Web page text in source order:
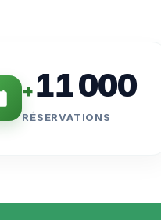
+11 000
RÉSERVATIONS